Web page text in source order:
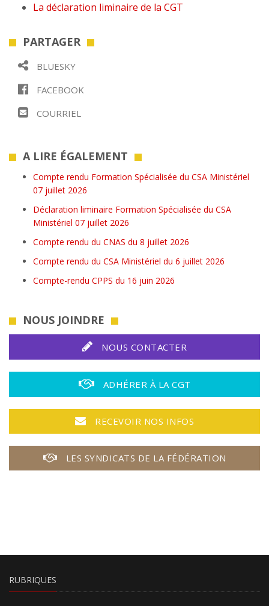
La déclaration liminaire de la CGT
PARTAGER
BLUESKY
FACEBOOK
COURRIEL
A LIRE ÉGALEMENT
Compte rendu Formation Spécialisée du CSA Ministériel
07 juillet 2026
Déclaration liminaire Formation Spécialisée du CSA
Ministériel 07 juillet 2026
Compte rendu du CNAS du 8 juillet 2026
Compte rendu du CSA Ministériel du 6 juillet 2026
Compte-rendu CPPS du 16 juin 2026
NOUS JOINDRE
NOUS CONTACTER
ADHÉRER À LA CGT
RECEVOIR NOS INFOS
LES SYNDICATS DE LA FÉDÉRATION
RUBRIQUES